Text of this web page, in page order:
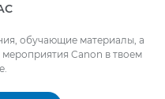
обучающие материалы, а
Canon в твоем